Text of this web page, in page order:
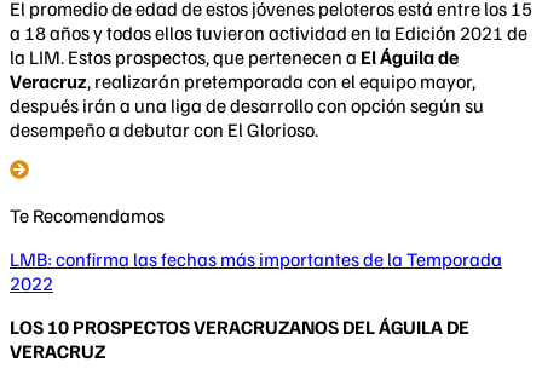
El promedio de edad de estos jóvenes peloteros está entre los 15
a 18 años y todos ellos tuvieron actividad en la Edición 2021 de
la LIM. Estos prospectos, que pertenecen a El Águila de
Veracruz, realizarán pretemporada con el equipo mayor,
después irán a una liga de desarrollo con opción según su
desempeño a debutar con El Glorioso.
Te Recomendamos
LMB: confirma las fechas más importantes de la Temporada
2022
LOS 10 PROSPECTOS VERACRUZANOS DEL ÁGUILA DE
VERACRUZ